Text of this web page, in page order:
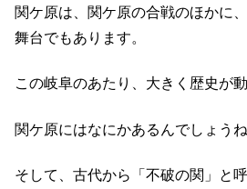
関ケ原は、関ケ原の合戦のほかに
舞台でもあります。
この岐阜のあたり、大きく歴史が
関ケ原にはなにかあるんでしょうね
そして、古代から「不破の関」と